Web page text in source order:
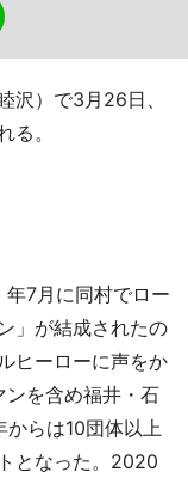
沢）で3月26日、
る。
7月に同村でロー
」が結成されたの
ヒーローに声をか
を含め福井・石
からは10団体以上
となった。2020